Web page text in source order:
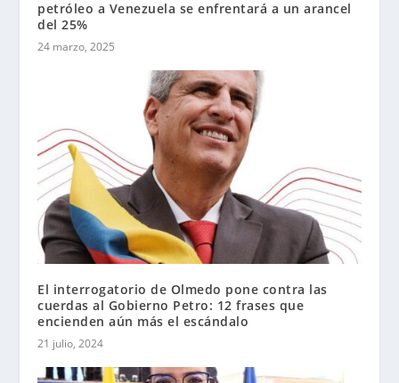
petróleo a Venezuela se enfrentará a un arancel
del 25%
24 marzo, 2025
El interrogatorio de Olmedo pone contra las
cuerdas al Gobierno Petro: 12 frases que
encienden aún más el escándalo
21 julio, 2024